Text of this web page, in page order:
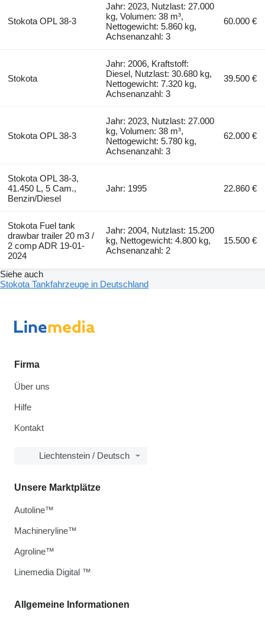
Stokota OPL 38-3
Jahr: 2023, Nutzlast: 27.000
kg, Volumen: 38 m³,
Nettogewicht: 5.860 kg,
Achsenanzahl: 3
60.000 €
Stokota
Jahr: 2006, Kraftstoff:
Diesel, Nutzlast: 30.680 kg,
Nettogewicht: 7.320 kg,
Achsenanzahl: 3
39.500 €
Stokota OPL 38-3
Jahr: 2023, Nutzlast: 27.000
kg, Volumen: 38 m³,
Nettogewicht: 5.780 kg,
Achsenanzahl: 3
62.000 €
Stokota OPL 38-3,
41.450 L, 5 Cam.,
Benzin/Diesel
Jahr: 1995 22.860 €
Stokota Fuel tank
drawbar trailer 20 m3 /
2 comp ADR 19-01-
2024
Jahr: 2004, Nutzlast: 15.200
kg, Nettogewicht: 4.800 kg,
Achsenanzahl: 2
15.500 €
Siehe auch
Stokota Tankfahrzeuge in Deutschland
Firma
Über uns
Hilfe
Kontakt
Liechtenstein / Deutsch
Allgemeine Informationen
Unsere Marktplätze
Autoline™
Machineryline™
Agroline™
Linemedia Digital ™